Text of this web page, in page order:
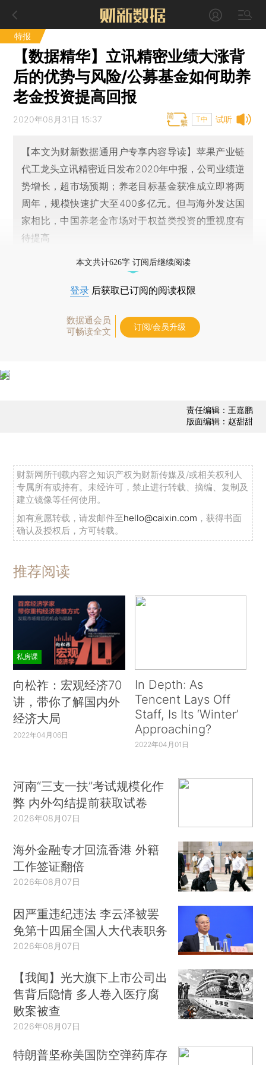
特报
【数据精华】立讯精密业绩大涨背
后的优势与风险/公募基金如何助养
老金投资提高回报
试听
2020年08月31日 15:37 T中
【本文为财新数据通用户专享内容导读】苹果产业链
代工龙头立讯精密近日发布2020年中报，公司业绩逆
势增长，超市场预期；养老目标基金获准成立即将两
周年，规模快速扩大至400多亿元。但与海外发达国
家相比，中国养老金市场对于权益类投资的重视度有
待提高
本文共计626字 订阅后继续阅读
登录 后获取已订阅的阅读权限
数据通会员
可畅读全文
订阅/会员升级
责任编辑：王嘉鹏
版面编辑：赵甜甜
财新网所刊载内容之知识产权为财新传媒及/或相关权利人
专属所有或持有。未经许可，禁止进行转载、摘编、复制及
建立镜像等任何使用。
如有意愿转载，请发邮件至hello@caixin.com ，获得书面
确认及授权后，方可转载。
推荐阅读
私房课
向松祚：宏观经济70
讲，带你了解国内外
经济大局
2022年04月06日
In Depth: As
Tencent Lays Off
Staff, Is Its ‘Winter’
Approaching?
2022年04月01日
河南“三支一扶”考试规模化作
弊 内外勾结提前获取试卷
2026年08月07日
海外金融专才回流香港 外籍
工作签证翻倍
2026年08月07日
因严重违纪违法 李云泽被罢
免第十四届全国人大代表职务
2026年08月07日
【我闻】光大旗下上市公司出
售背后隐情 多人卷入医疗腐
败案被查
2026年08月07日
特朗普坚称美国防空弹药库存